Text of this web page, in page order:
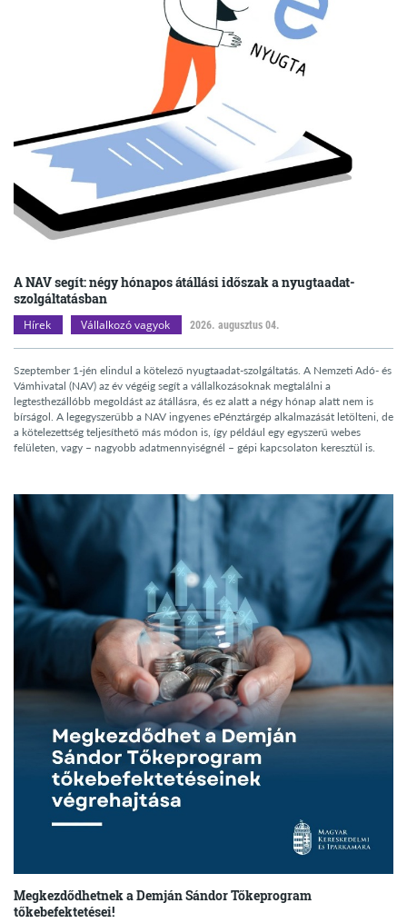
A NAV segít: négy hónapos átállási időszak a nyugtaadat-
szolgáltatásban
Hírek Vállalkozó vagyok 2026. augusztus 04.
Szeptember 1-jén elindul a kötelező nyugtaadat-szolgáltatás. A Nemzeti Adó- és
Vámhivatal (NAV) az év végéig segít a vállalkozásoknak megtalálni a
legtesthezállóbb megoldást az átállásra, és ez alatt a négy hónap alatt nem is
bírságol. A legegyszerűbb a NAV ingyenes ePénztárgép alkalmazását letölteni, de
a kötelezettség teljesíthető más módon is, így például egy egyszerű webes
felületen, vagy – nagyobb adatmennyiségnél – gépi kapcsolaton keresztül is.
Megkezdődhetnek a Demján Sándor Tőkeprogram
tőkebefektetései!